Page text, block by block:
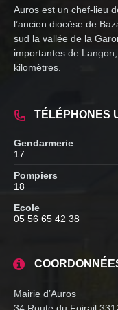
Auros est un chef-lieu
l’ancien diocèse de
sud la vallée de la
importantes de
kilomètres.
TÉLÉPHONES
Gendarmerie
17
Pompiers
18
Ecole
05 56 65 42 38
Mairie d’Auros
34 Route du Foirail